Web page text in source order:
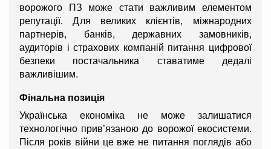
ворожого ПЗ може стати важливим елементом
репутації. Для великих клієнтів, міжнародних
партнерів, банків, державних замовників,
аудиторів і страхових компаній питання цифрової
безпеки постачальника ставатиме дедалі
важливішим.
Фінальна позиція
Українська економіка не може залишатися
технологічно прив’язаною до ворожої екосистеми.
Після років війни це вже не питання поглядів або